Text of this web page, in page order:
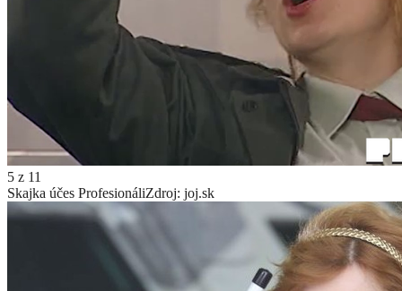
5 z 11
Skajka účes ProfesionáliZdroj: joj.sk